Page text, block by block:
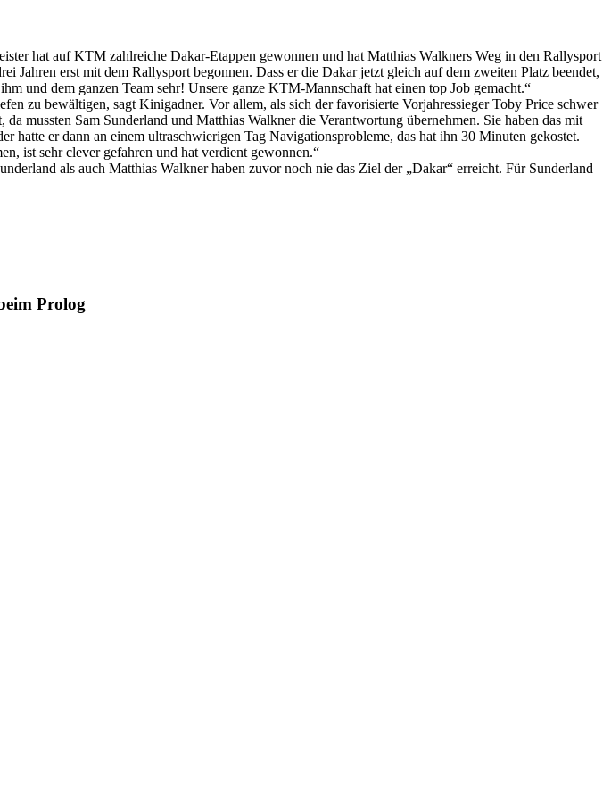
hat auf KTM zahlreiche Dakar-Etappen gewonnen und hat Matthias Walkners Weg in den Rallysport
Jahren erst mit dem Rallysport begonnen. Dass er die Dakar jetzt gleich auf dem zweiten Platz beendet,
und dem ganzen Team sehr! Unsere ganze KTM-Mannschaft hat einen top Job gemacht.“
zu bewältigen, sagt Kinigadner. Vor allem, als sich der favorisierte Vorjahressieger Toby Price schwer
mussten Sam Sunderland und Matthias Walkner die Verantwortung übernehmen. Sie haben das mit
er dann an einem ultraschwierigen Tag Navigationsprobleme, das hat ihn 30 Minuten gekostet.
ist sehr clever gefahren und hat verdient gewonnen.“
als auch Matthias Walkner haben zuvor noch nie das Ziel der „Dakar“ erreicht. Für Sunderland
Prolog